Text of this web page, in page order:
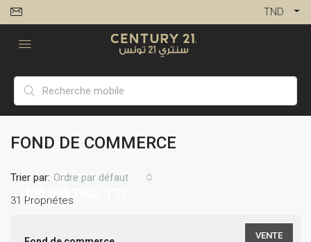
TND
FOND DE COMMERCE
31 Propriétés
Trier par: Ordre par défaut
VENTE
120,000